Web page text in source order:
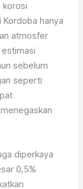
korosi
hanya
atmosfer
sebelum
seperti
diperkaya
0,5%